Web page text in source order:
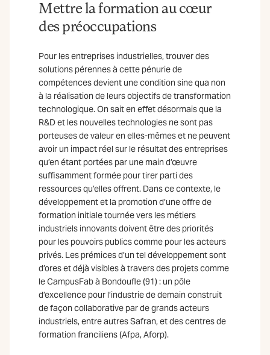
Mettre la formation au cœur
des préoccupations
Pour les entreprises industrielles, trouver des
solutions pérennes à cette pénurie de
compétences devient une condition sine qua non
à la réalisation de leurs objectifs de transformation
technologique. On sait en effet désormais que la
R&D et les nouvelles technologies ne sont pas
porteuses de valeur en elles-mêmes et ne peuvent
avoir un impact réel sur le résultat des entreprises
qu’en étant portées par une main d’œuvre
suffisamment formée pour tirer parti des
ressources qu’elles offrent. Dans ce contexte, le
développement et la promotion d’une offre de
formation initiale tournée vers les métiers
industriels innovants doivent être des priorités
pour les pouvoirs publics comme pour les acteurs
privés. Les prémices d’un tel développement sont
d’ores et déjà visibles à travers des projets comme
le CampusFab à Bondoufle (91) : un pôle
d’excellence pour l’industrie de demain construit
de façon collaborative par de grands acteurs
industriels, entre autres Safran, et des centres de
formation franciliens (Afpa, Aforp).